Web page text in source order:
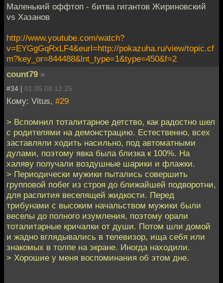
Маленький оффтоп - битва гигантов Жириновский
vs Хазанов
http://www.youtube.com/watch?
v=EYGgGqRxLF4&eurl=http://pokazuha.ru/view/topic.cf
m?key_or=844488&lnt_type=1&type=450&f=2
count79 »
#34 | 01.05.08 12:25
Кому: Vitus, #29
> Вспомнил тоталитарное детство, как радостно шел
с родителями на демонстрацию. Естественно, всех
заставляли ходить насильно, под автоматными
дулами, поэтому явка была близка к 100%. На
халяву получали воздушные шарики и флажки.
> Периодически мужики пытались совершить
групповой побег из строя до ближайшей подворотни,
для распития веселящей жидкости. Перед
трибунами с высоким начальством мужики были
веселы до полного изумления, поэтому орали
тоталитарные кричалки от души. Потом шли домой
и жадно вглядывались в телевизор, ища себя или
знакомых в толпе на экране. Иногда находили.
> Хорошие у меня воспоминания об этом дне.